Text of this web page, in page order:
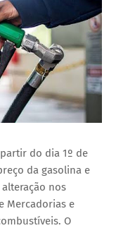
do dia 1º de
da gasolina e
nos
Mercadorias e
O